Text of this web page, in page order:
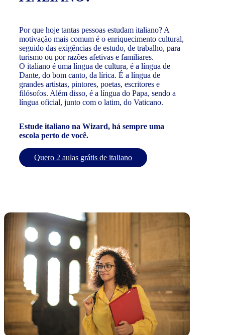
Por que hoje tantas pessoas estudam italiano? A
motivação mais comum é o enriquecimento cultural,
seguido das exigências de estudo, de trabalho, para
turismo ou por razões afetivas e familiares.
O italiano é uma língua de cultura, é a língua de
Dante, do bom canto, da lírica. É a língua de
grandes artistas, pintores, poetas, escritores e
filósofos. Além disso, é a língua do Papa, sendo a
língua oficial, junto com o latim, do Vaticano.
Estude italiano na Wizard, há sempre uma
escola perto de você.
Quero 2 aulas grátis de italiano